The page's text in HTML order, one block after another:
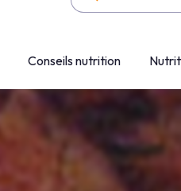
Conseils nutrition